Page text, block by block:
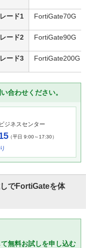
ード1 FortiGate70G
ード2 FortiGate90G
ード3 FortiGate200G
合わせください。
ジネスセンター
（平日 9:00～17:30）
でFortiGateを体
無料お試しを申し込む